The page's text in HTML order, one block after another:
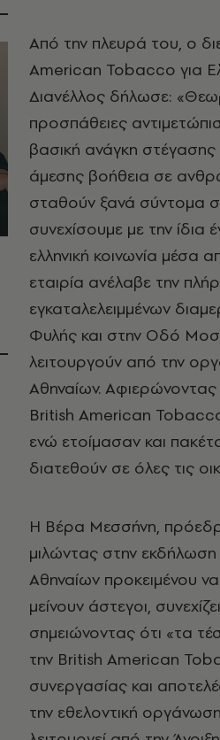
Από την πλευρά του, ο
American Tobacco για
Διανέλλος δήλωσε:
προσπάθειες
βασική ανάγκη στέγασης
άμεσης βοήθεια σε
σταθούν ξανά σύντομα
συνεχίσουμε με την ίδια
ελληνική κοινωνία
εταιρία ανέλαβε την
εγκαταλελειμμένων
Φυλής και στην Οδό
λειτουργούν από την
Αθηναίων. Αφιερώνοντας
British American
ενώ ετοίμασαν και
διατεθούν σε όλες τις
Η Βέρα Μεσσήνη,
μιλώντας στην
Αθηναίων προκειμένου
μείνουν άστεγοι,
σημειώνοντας ότι «τα
την British American
συνεργασίας και
την εθελοντική